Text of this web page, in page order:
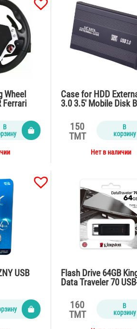
Wheel
Ferrari
В
Case for HDD
3.0 3.5′ Mobile Disk
150
TMT
В
корзину
Нет в наличии
USB
Flash Drive 64GB
Data Traveler 70
160
TMT
В
корзину